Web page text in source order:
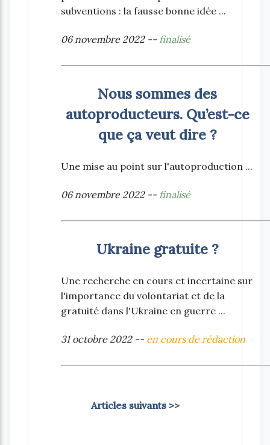
subventions : la fausse bonne idée ...
06 novembre 2022 -- finalisé
Nous sommes des
autoproducteurs. Qu’est-ce
que ça veut dire ?
Une mise au point sur l'autoproduction ...
06 novembre 2022 -- finalisé
Ukraine gratuite ?
Une recherche en cours et incertaine sur
l'importance du volontariat et de la
gratuité dans l'Ukraine en guerre ...
31 octobre 2022 -- en cours de rédaction
Articles suivants >>